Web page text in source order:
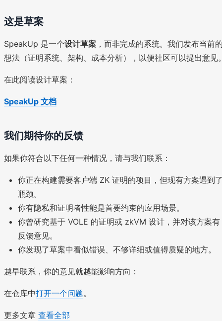
这是草案
SpeakUp 是一个设计草案 ，而非完成的系统。我们发布当前
想法（证明系统、架构、成本分析），以便社区可以提出意见
在此阅读设计草案：
SpeakUp 文档
我们期待你的反馈
如果你符合以下任何一种情况，请与我们联系：
你正在构建需要客户端 ZK 证明的项目，但现有方案遇到
瓶颈。
你有隐私和证明者性能是首要约束的应用场景。
你曾研究基于 VOLE 的证明或 zkVM 设计，并对该方案有
反馈意见。
你发现了草案中看似错误、不够详细或值得质疑的地方。
越早联系，你的意见就越能影响方向：
在仓库中打开一个问题。
更多文章 查看全部